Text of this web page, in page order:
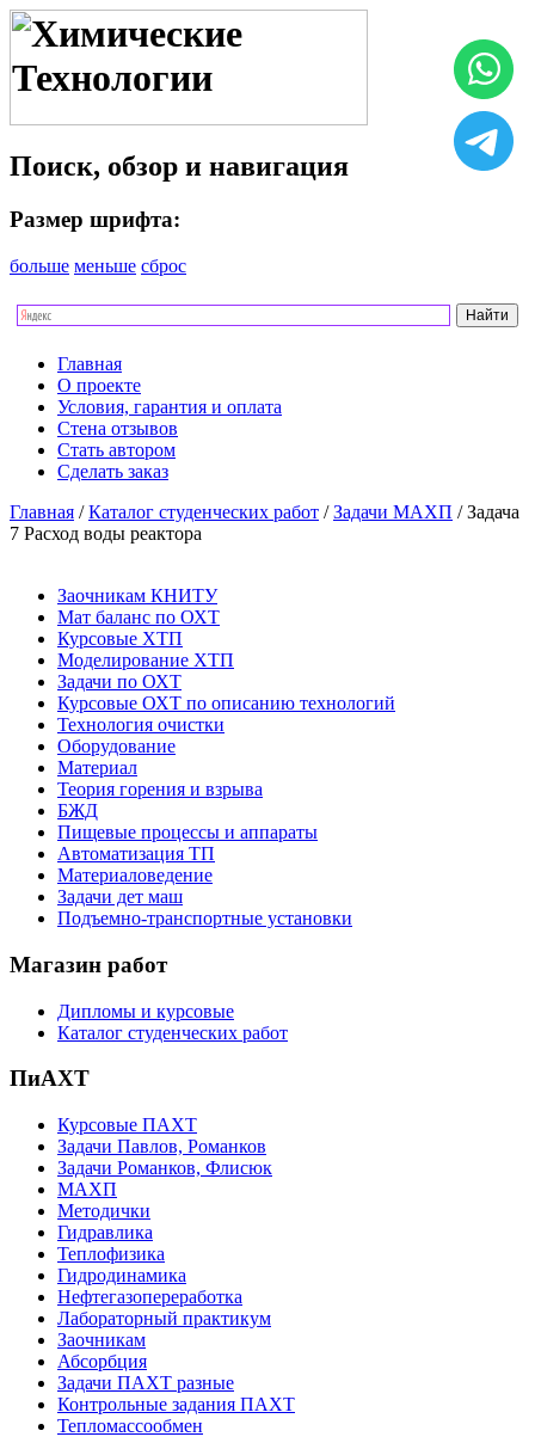
Поиск, обзор и навигация
Размер шрифта:
больше меньше сброс
Главная
О проекте
Условия, гарантия и оплата
Стена отзывов
Стать автором
Сделать заказ
Главная /Каталог студенческих работ /Задачи МАХП / Задача
7 Расход воды реактора
Заочникам КНИТУ
Мат баланс по ОХТ
Курсовые ХТП
Моделирование ХТП
Задачи по ОХТ
Курсовые ОХТ по описанию технологий
Технология очистки
Оборудование
Материал
Теория горения и взрыва
БЖД
Пищевые процессы и аппараты
Автоматизация ТП
Материаловедение
Задачи дет маш
Подъемно-транспортные установки
Магазин работ
Дипломы и курсовые
Каталог студенческих работ
ПиАХТ
Курсовые ПАХТ
Задачи Павлов, Романков
Задачи Романков, Флисюк
МАХП
Методички
Гидравлика
Теплофизика
Гидродинамика
Нефтегазопереработка
Лабораторный практикум
Заочникам
Абсорбция
Задачи ПАХТ разные
Контрольные задания ПАХТ
Тепломассообмен